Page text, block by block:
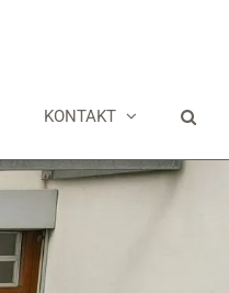
KONTAKT